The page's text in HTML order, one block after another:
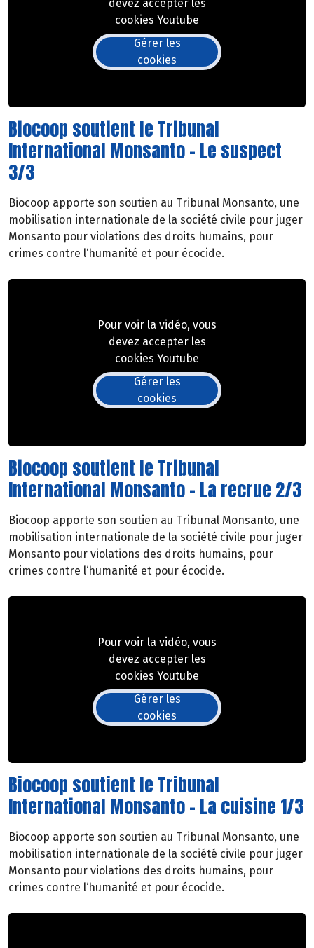
devez accepter les
cookies Youtube
Gérer les
cookies
Biocoop soutient le Tribunal
International Monsanto - Le suspect
3/3
Biocoop apporte son soutien au Tribunal Monsanto, une
mobilisation internationale de la société civile pour juger
Monsanto pour violations des droits humains, pour
crimes contre l‘humanité et pour écocide.
Pour voir la vidéo, vous
devez accepter les
cookies Youtube
Gérer les
cookies
Biocoop soutient le Tribunal
International Monsanto - La recrue 2/3
Biocoop apporte son soutien au Tribunal Monsanto, une
mobilisation internationale de la société civile pour juger
Monsanto pour violations des droits humains, pour
crimes contre l‘humanité et pour écocide.
Pour voir la vidéo, vous
devez accepter les
cookies Youtube
Gérer les
cookies
Biocoop soutient le Tribunal
International Monsanto - La cuisine 1/3
Biocoop apporte son soutien au Tribunal Monsanto, une
mobilisation internationale de la société civile pour juger
Monsanto pour violations des droits humains, pour
crimes contre l‘humanité et pour écocide.